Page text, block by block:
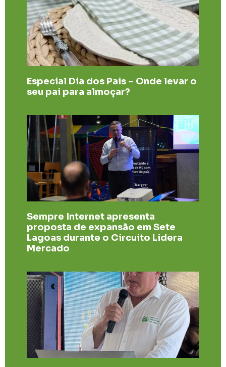
Especial Dia dos Pais – Onde levar o
seu pai para almoçar?
Sempre Internet apresenta
proposta de expansão em Sete
Lagoas durante o Circuito Lidera
Mercado